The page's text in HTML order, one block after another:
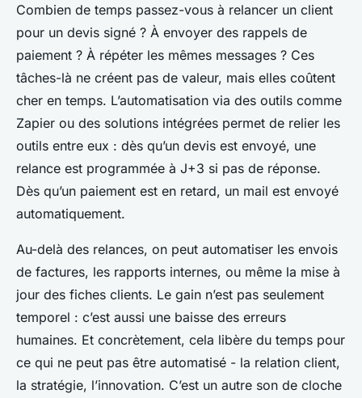
Combien de temps passez-vous à relancer un client
pour un devis signé ? À envoyer des rappels de
paiement ? À répéter les mêmes messages ? Ces
tâches-là ne créent pas de valeur, mais elles coûtent
cher en temps. L’automatisation via des outils comme
Zapier ou des solutions intégrées permet de relier les
outils entre eux : dès qu’un devis est envoyé, une
relance est programmée à J+3 si pas de réponse.
Dès qu’un paiement est en retard, un mail est envoyé
automatiquement.
Au-delà des relances, on peut automatiser les envois
de factures, les rapports internes, ou même la mise à
jour des fiches clients. Le gain n’est pas seulement
temporel : c’est aussi une baisse des erreurs
humaines. Et concrètement, cela libère du temps pour
ce qui ne peut pas être automatisé - la relation client,
la stratégie, l’innovation. C’est un autre son de cloche